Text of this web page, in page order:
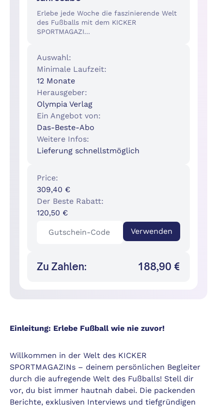
Erlebe jede Woche die faszinierende Welt
des Fußballs mit dem KICKER
SPORTMAGAZI...
Auswahl:
Minimale Laufzeit:
12 Monate
Herausgeber:
Olympia Verlag
Ein Angebot von:
Das-Beste-Abo
Weitere Infos:
Lieferung schnellstmöglich
Price:
309,40 €
Der Beste Rabatt:
120,50 €
Verwenden
Zu Zahlen: 188,90 €
Einleitung: Erlebe Fußball wie nie zuvor!
Willkommen in der Welt des KICKER
SPORTMAGAZINs – deinem persönlichen Begleiter
durch die aufregende Welt des Fußballs! Stell dir
vor, du bist immer hautnah dabei. Die packenden
Berichte, exklusiven Interviews und tiefgründigen